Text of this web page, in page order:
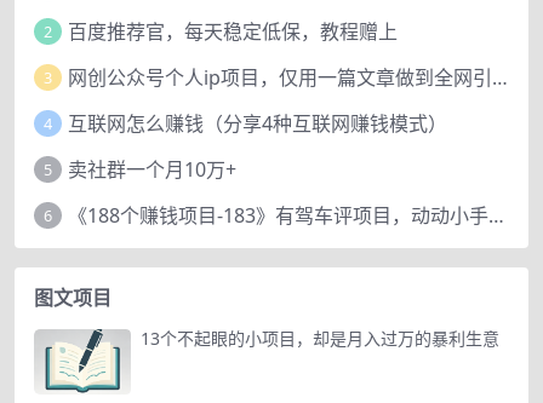
2 百度推荐官，每天稳定低保，教程赠上
3 网创公众号个人ip项目，仅用一篇文章做到全网引流！
4 互联网怎么赚钱（分享4种互联网赚钱模式）
5 卖社群一个月10万+
6 《188个赚钱项目-183》有驾车评项目，动动小手，复制粘贴赚44元！
图文项目
13个不起眼的小项目，却是月入过万的暴利生意